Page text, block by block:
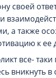
своей
а также
к ее
все-
вникнуть